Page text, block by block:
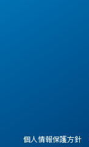
個人情報保護方針